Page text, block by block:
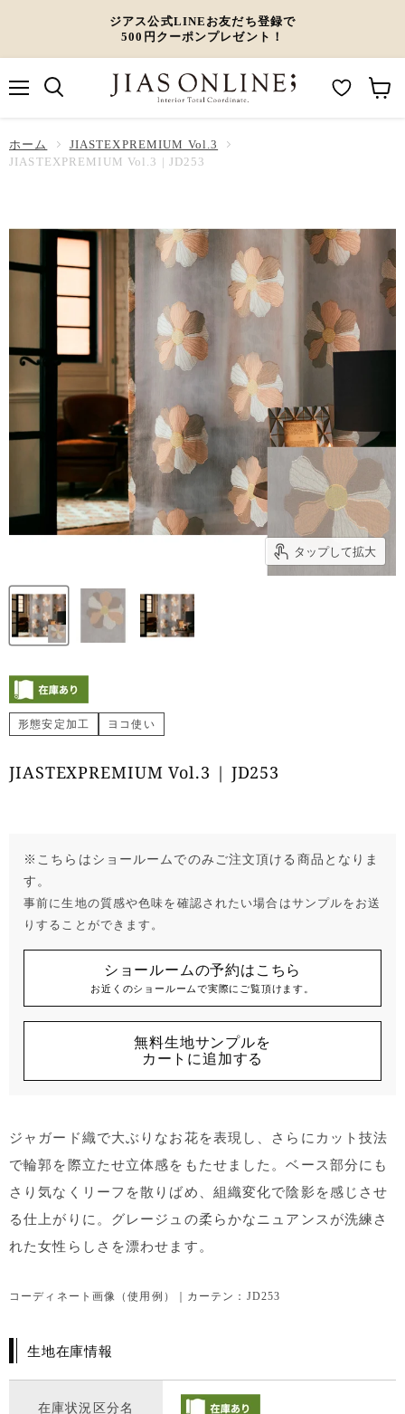
ジアス公式LINEお友だち登録で
500円クーポンプレゼント！
ー
h
l
t
ホーム
JIASTEXPREMIUM Vol.3
JIASTEXPREMIUM Vol.3 | JD253
タップして拡大
形態安定加工 ヨコ使い
JIASTEXPREMIUM Vol.3 | JD253
※こちらはショールームでのみご注文頂ける商品となりま
す。
事前に生地の質感や色味を確認されたい場合はサンプルをお送
りすることができます。
ショールームの予約はこちら
お近くのショールームで実際にご覧頂けます。
無料生地サンプルを
カートに追加する
ジャガード織で大ぶりなお花を表現し、さらにカット技法
で輪郭を際立たせ立体感をもたせました。ベース部分にも
さり気なくリーフを散りばめ、組織変化で陰影を感じさせ
る仕上がりに。グレージュの柔らかなニュアンスが洗練さ
れた女性らしさを漂わせます。
コーディネート画像（使用例）｜カーテン：JD253
生地在庫情報
在庫状況区分名